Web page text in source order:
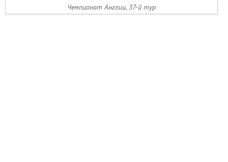
Чемпионат Англии, 37-й тур